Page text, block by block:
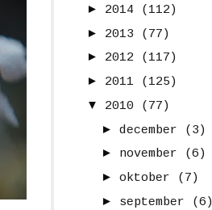
► 2014
(112)
► 2013
(77)
► 2012
(117)
► 2011
(125)
▼
2010
(77)
► december
(3)
► november
(6)
► oktober
(7)
► september
(6)